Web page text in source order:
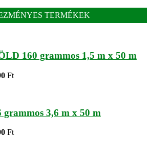
TERMÉKEK
160 grammos 1,5 m x 50 m
Ft
3,6 m x 50 m
Ft